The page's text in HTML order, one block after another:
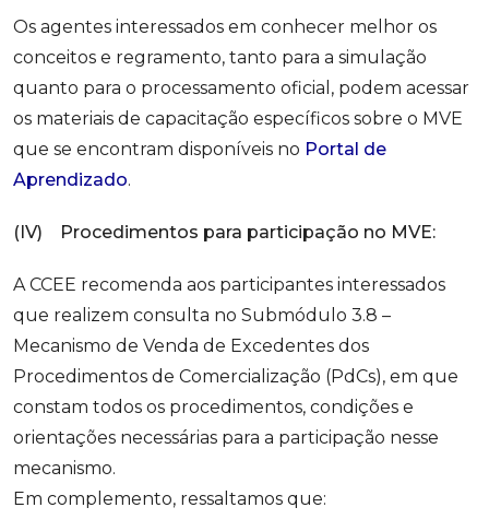
Os agentes interessados em conhecer melhor os
conceitos e regramento, tanto para a simulação
quanto para o processamento oficial, podem acessar
os materiais de capacitação específicos sobre o MVE
que se encontram disponíveis no Portal de
Aprendizado.
(IV) Procedimentos para participação no MVE:
A CCEE recomenda aos participantes interessados
que realizem consulta no Submódulo 3.8 –
Mecanismo de Venda de Excedentes dos
Procedimentos de Comercialização (PdCs), em que
constam todos os procedimentos, condições e
orientações necessárias para a participação nesse
mecanismo.
Em complemento, ressaltamos que: